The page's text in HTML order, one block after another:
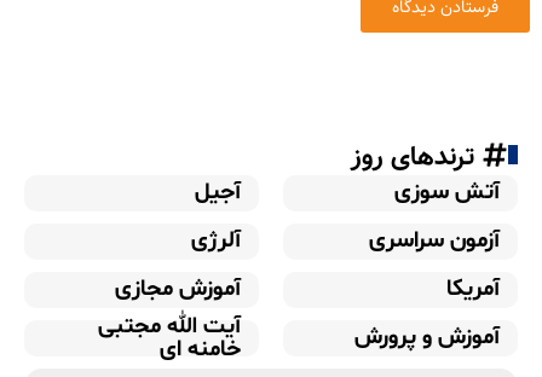
ترندهای روز
آتش سوزی
آجیل
آزمون سراسری
آلرژی
آمریکا
آموزش مجازی
آموزش و پرورش
آیت الله مجتبی
خامنه ای